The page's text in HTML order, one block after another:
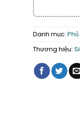
Danh mục:
Thương hiệu: